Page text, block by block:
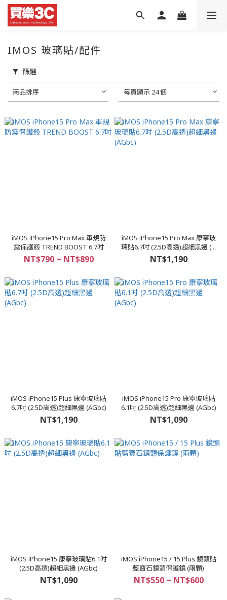
IMOS 玻璃貼/配件
篩選
商品排序 每頁顯示 24 個
iMOS iPhone15 Pro Max 軍規防
震保護殼 TREND BOOST 6.7吋
NT$790 ~ NT$890
iMOS iPhone15 Pro Max 康寧玻
璃貼6.7吋 (2.5D高透)超細黑邊 (...
NT$1,190
iMOS iPhone15 Plus 康寧玻璃貼
6.7吋 (2.5D高透)超細黑邊 (AGbc)
NT$1,190
iMOS iPhone15 Pro 康寧玻璃貼
6.1吋 (2.5D高透)超細黑邊 (AGbc)
NT$1,090
iMOS iPhone15 康寧玻璃貼6.1吋
(2.5D高透)超細黑邊 (AGbc)
NT$1,090
iMOS iPhone15 / 15 Plus 鏡頭貼
藍寶石鏡頭保護鏡 (兩顆)
NT$550 ~ NT$600